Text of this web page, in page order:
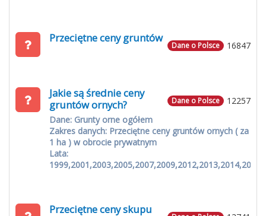
16847
Dane o Polsce
Przeciętne ceny gruntów
12257
Dane o Polsce
Jakie są średnie ceny
gruntów ornych?
Dane: Grunty orne ogółem
Zakres danych: Przeciętne ceny gruntów ornych ( za
1 ha ) w obrocie prywatnym
Lata:
1999,2001,2003,2005,2007,2009,2012,2013,2014,2015
Przeciętne ceny skupu